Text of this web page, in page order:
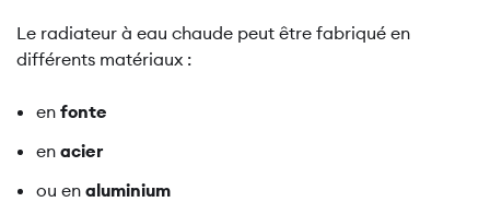
Le radiateur à eau chaude peut être fabriqué en
différents matériaux :
en fonte
en acier
ou en aluminium